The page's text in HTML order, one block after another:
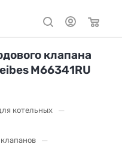
клапана
M66341RU
котельных —
—